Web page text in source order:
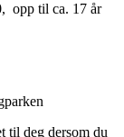
opp til ca. 17 år
til deg dersom du